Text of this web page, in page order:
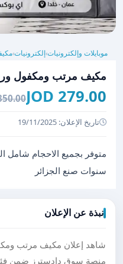
موبايلات وإلكترونيات›إلكترونيات›
مكيف مرتب ومكفول
279.00 JOD
JOD
تاريخ الإعلان: 19/11/2025
سنوات صنع الجزائر
نبذة عن الإعلان
شاهد إعلان مكيف مرتب
منصة سوق دادسترز ضمن فئة